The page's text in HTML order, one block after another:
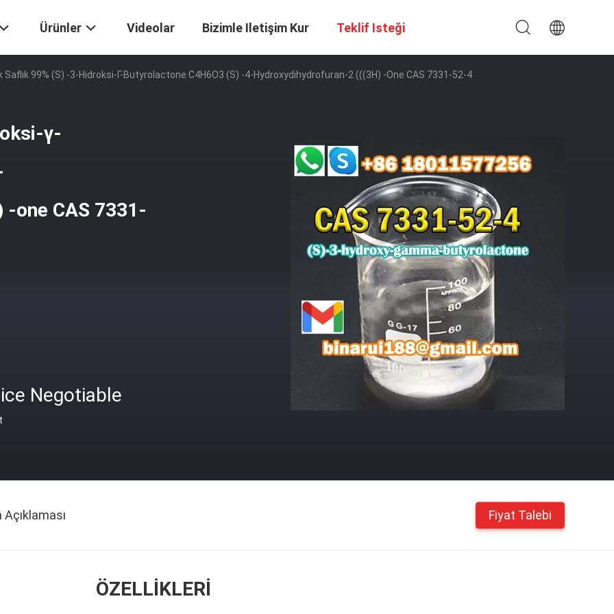
Ürünler Videolar Bizimle Iletişim Kur Teklif Isteği
Saflık 99% (S) -3-Hidroksi-Γ-Butyrolactone C4H6O3 (S) -4-Hydroxydihydrofuran-2 (((3H) -one CAS 7331-52-4
γ-
one CAS 7331-
Negotiable
Açıklaması Fiyat Talebi
ÖZELLIKLERI